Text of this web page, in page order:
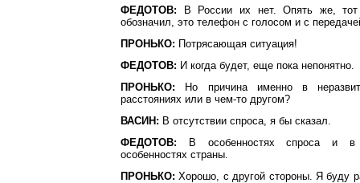
ФЕДОТОВ: В России их нет. Опять же,
обозначил, это телефон с голосом и с
ПРОНЬКО: Потрясающая ситуация!
ФЕДОТОВ: И когда будет, еще пока непонятно.
ПРОНЬКО: Но причина именно в
расстояниях или в чем-то другом?
ВАСИН: В отсутствии спроса, я бы сказал.
ФЕДОТОВ: В особенностях спроса и в
особенностях страны.
ПРОНЬКО: Хорошо, с другой стороны. Я буду